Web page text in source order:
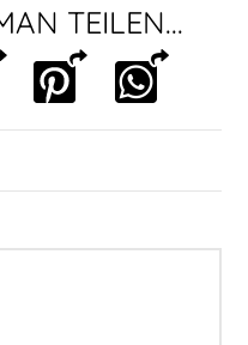
TEILEN...